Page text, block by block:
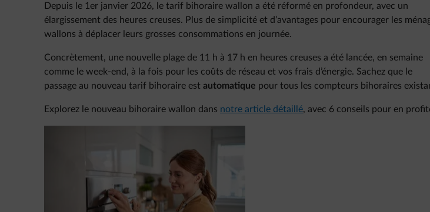
Depuis le 1er janvier 2026, le tarif bihoraire wallon a été réformé en profondeur, avec un
élargissement des heures creuses. Plus de simplicité et d’avantages pour encourager les
wallons à déplacer leurs grosses consommations en journée.
Concrètement, une nouvelle plage de 11 h à 17 h en heures creuses a été lancée, en semaine
comme le week-end, à la fois pour les coûts de réseau et vos frais d’énergie. Sachez que le
passage au nouveau tarif bihoraire est automatique pour tous les compteurs bihoraires
Explorez le nouveau bihoraire wallon dans notre article détaillé, avec 6 conseils pour en